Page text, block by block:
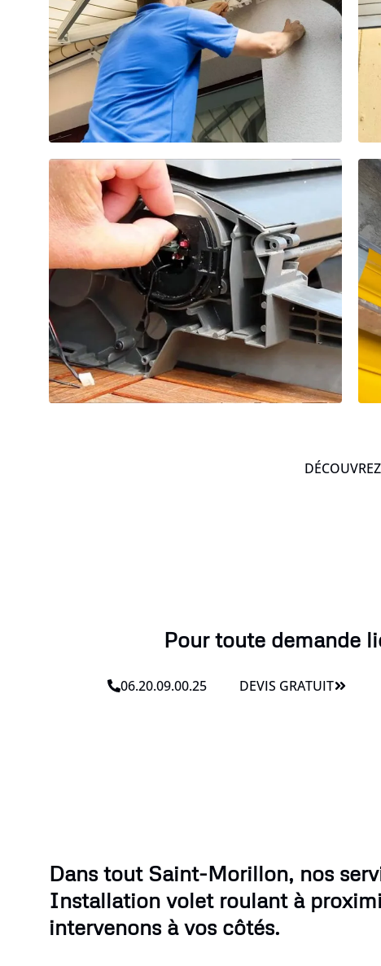
Pour toute demande
06.20.09.00.25 DEVIS GRATUIT
Dans tout Saint-Morillon, nos
Installation volet roulant à
intervenons à vos côtés.